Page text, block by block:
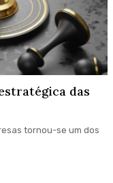
das
tornou-se um dos